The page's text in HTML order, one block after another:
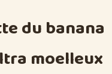
du banana
moelleux